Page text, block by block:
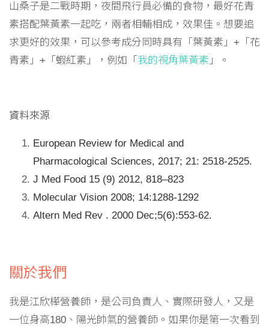
山桑子是二戰時期，夜間飛行員必備的食物，最好花青
素搭配葉黃素一起吃，兩者相輔相成，效果佳。想要追
求更好的效果，可以參考成分同時具有「葉黃素」+「花
青素」+「蝦紅素」，例如「 我的視角葉黃素 」。
資料來源
European Review for Medical and
Pharmacological Sciences, 2017; 21: 2518-2525.
J Med Food 15 (9) 2012, 818–823
Molecular Vision 2008; 14:1288-1292
Altern Med Rev . 2000 Dec;5(6):553-62.
關於我們
我是江欣樺營養師，是公司負責人、實際研發人，又是
一位身高180、陽光帥氣的營養師。如果你是第一次看到